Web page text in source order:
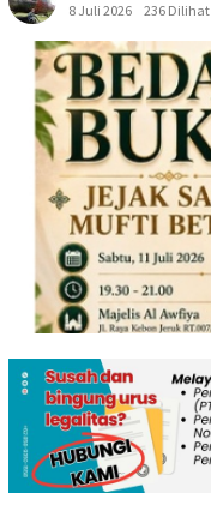
8 Juli 2026
236 Dilihat